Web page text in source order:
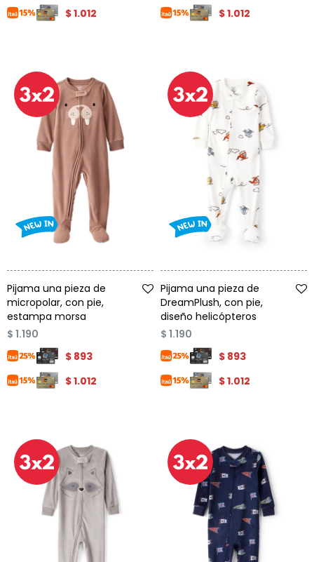
$1.012
$1.012
Pijama una pieza de
micropolar, con pie,
estampa morsa
$ 1.190
$ 893
$1.012
Pijama una pieza de
DreamPlush, con pie,
diseño helicópteros
$ 1.190
$ 893
$1.012